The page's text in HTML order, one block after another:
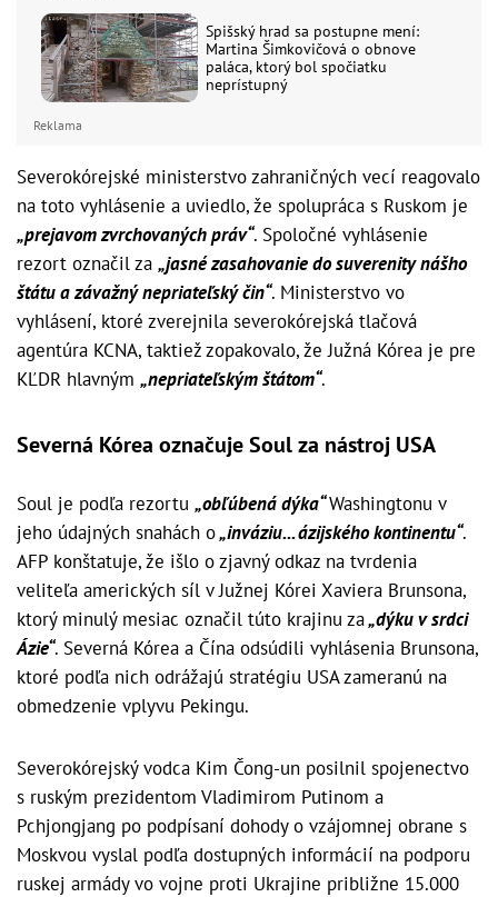
Spišský hrad sa postupne mení:
Martina Šimkovičová o obnove
paláca, ktorý bol spočiatku
neprístupný
Reklama
Severokórejské ministerstvo zahraničných vecí reagovalo
na toto vyhlásenie a uviedlo, že spolupráca s Ruskom je
„prejavom zvrchovaných práv“. Spoločné vyhlásenie
rezort označil za „jasné zasahovanie do suverenity nášho
štátu a závažný nepriateľský čin“. Ministerstvo vo
vyhlásení, ktoré zverejnila severokórejská tlačová
agentúra KCNA, taktiež zopakovalo, že Južná Kórea je pre
KĽDR hlavným „nepriateľským štátom“.
Severná Kórea označuje Soul za nástroj USA
Soul je podľa rezortu „obľúbená dýka“Washingtonu v
jeho údajných snahách o„inváziu... ázijského kontinentu“.
AFP konštatuje, že išlo o zjavný odkaz na tvrdenia
veliteľa amerických síl v Južnej Kórei Xaviera Brunsona,
ktorý minulý mesiac označil túto krajinu za„dýku v srdci
Ázie“. Severná Kórea a Čína odsúdili vyhlásenia Brunsona,
ktoré podľa nich odrážajú stratégiu USA zameranú na
obmedzenie vplyvu Pekingu.
Severokórejský vodca Kim Čong-un posilnil spojenectvo
s ruským prezidentom Vladimirom Putinom a
Pchjongjang po podpísaní dohody o vzájomnej obrane s
Moskvou vyslal podľa dostupných informácií na podporu
ruskej armády vo vojne proti Ukrajine približne 15.000